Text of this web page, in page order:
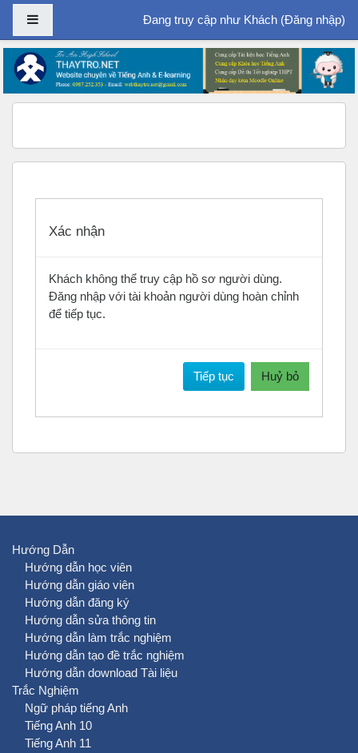
Chuyển tới nội dung chính
Bảng điều khiển cạnhĐang truy cập như Khách (Đăng nhập)
Xác nhận
Khách không thể truy cập hồ sơ người dùng.
Đăng nhập với tài khoản người dùng hoàn chỉnh
để tiếp tục.
Tiếp tục Huỷ bỏ
Hướng Dẫn
Hướng dẫn học viên
Hướng dẫn giáo viên
Hướng dẫn đăng ký
Hướng dẫn sửa thông tin
Hướng dẫn làm trắc nghiệm
Hướng dẫn tạo đề trắc nghiệm
Hướng dẫn download Tài liệu
Trắc Nghiệm
Ngữ pháp tiếng Anh
Tiếng Anh 10
Tiếng Anh 11